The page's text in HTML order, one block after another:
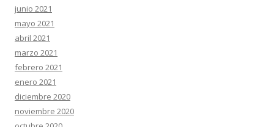
junio 2021
mayo 2021
abril 2021
marzo 2021
febrero 2021
enero 2021
diciembre 2020
noviembre 2020